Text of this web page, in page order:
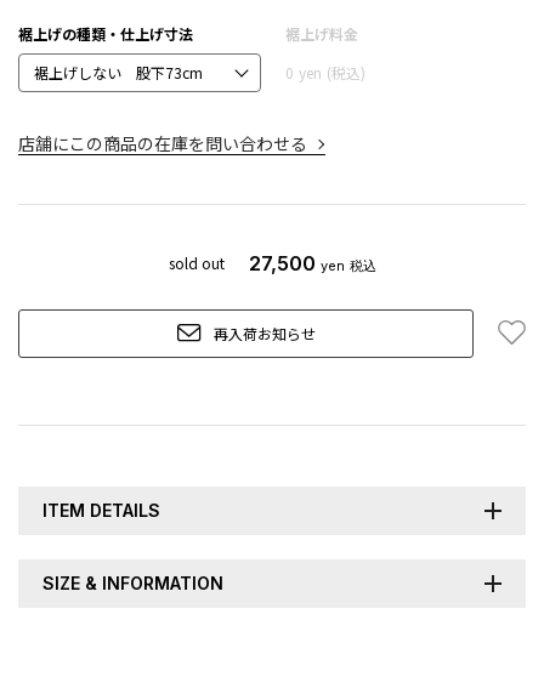
裾上げの種類・仕上げ寸法
裾上げ料金
0 yen (税込)
店舗にこの商品の在庫を問い合わせる
sold out 27,500 yen 税込
再入荷お知らせ
ITEM DETAILS
SIZE & INFORMATION